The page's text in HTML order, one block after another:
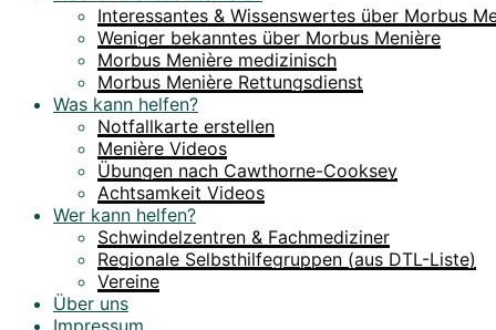
Interessantes & Wissenswertes über Morbus
Weniger bekanntes über Morbus Menière
Morbus Menière medizinisch
Morbus Menière Rettungsdienst
Was kann helfen?
Notfallkarte erstellen
Menière Videos
Übungen nach Cawthorne-Cooksey
Achtsamkeit Videos
Wer kann helfen?
Schwindelzentren & Fachmediziner
Regionale Selbsthilfegruppen (aus DTL-Liste)
Vereine
Über uns
Impressum